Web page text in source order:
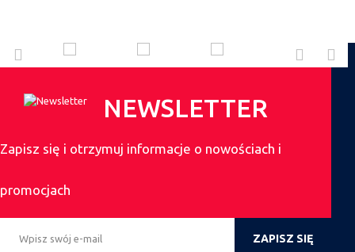
NEWSLETTER
Zapisz się i otrzymuj informacje o nowościach i
promocjach
ZAPISZ SIĘ